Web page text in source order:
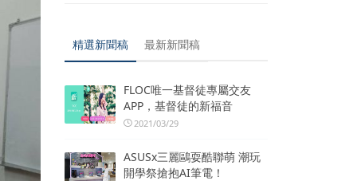
精選新聞稿 最新新聞稿
FLOC唯一基督徒專屬交友
APP，基督徒的新福音
2021/03/29
ASUSx三麗鷗耍酷聯萌 潮玩
開學祭搶抱AI筆電！